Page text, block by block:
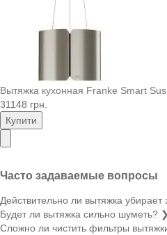
Вытяжка кухонная Franke Smart
31148 грн.
Купити
Часто задаваемые вопросы
Действительно ли вытяжка убирает
Будет ли вытяжка сильно шуметь? ❯
Сложно ли чистить фильтры